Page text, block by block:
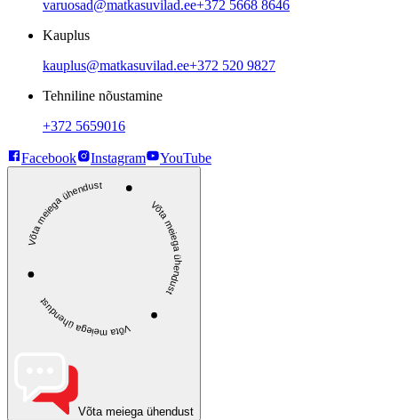
varuosad@matkasuvilad.ee+372 5668 8646
Kauplus
kauplus@matkasuvilad.ee+372 520 9827
Tehniline nõustamine
+372 5659016
Facebook Instagram YouTube
Võta meiega ühendust Võta meiega ühendust
Võta meiega ühendust
Võta meiega ühendust